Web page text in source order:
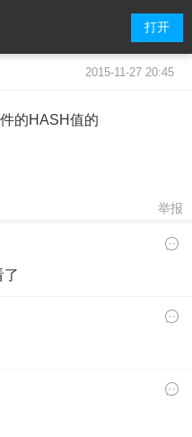
打开
2015-11-27 20:45
的HASH值的
举报
了